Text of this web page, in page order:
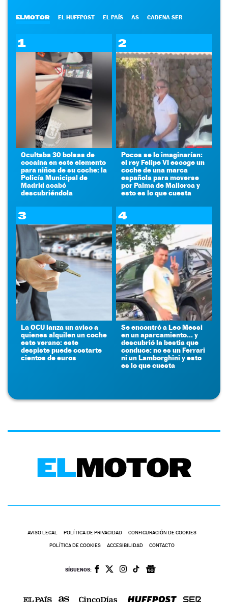
ELMOTOR EL HUFFPOST EL PAÍS AS CADENA SER
1
Ocultaba 30 bolsas de
cocaína en este elemento
para niños de su coche: la
Policía Municipal de
Madrid acabó
descubriéndola
2
Pocos se lo imaginarían:
el rey Felipe VI escoge un
coche de una marca
española para moverse
por Palma de Mallorca y
esto es lo que cuesta
3
La OCU lanza un aviso a
quienes alquilen un coche
este verano: este
despiste puede costarte
cientos de euros
4
Se encontró a Leo Messi
en un aparcamiento... y
descubrió la bestia que
conduce: no es un Ferrari
ni un Lamborghini y esto
es lo que cuesta
AVISO LEGAL POLÍTICA DE PRIVACIDAD CONFIGURACIÓN DE COOKIES
POLÍTICA DE COOKIES ACCESIBILIDAD CONTACTO
SÍGUENOS: